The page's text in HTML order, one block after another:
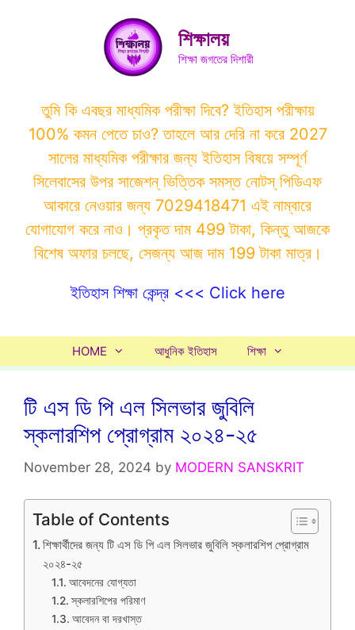
শিক্ষালয়
শিক্ষা জগতের দিশারী
তুমি কি এবছর মাধ্যমিক পরীক্ষা দিবে? ইতিহাস পরীক্ষায়
100% কমন পেতে চাও? তাহলে আর দেরি না করে 2027
সালের মাধ্যমিক পরীক্ষার জন্য ইতিহাস বিষয়ে সম্পূর্ণ
সিলেবাসের উপর সাজেশন্ ভিত্তিক সমস্ত নোটস্ পিডিএফ
আকারে নেওয়ার জন্য 7029418471 এই নাম্বারে
যোগাযোগ করে নাও। প্রকৃত দাম 499 টাকা, কিন্তু আজকে
বিশেষ অফার চলছে, সেজন্য আজ দাম 199 টাকা মাত্র।
ইতিহাস শিক্ষা কেন্দ্র <<< Click here
HOME আধুনিক ইতিহাস শিক্ষা
টি এস ডি পি এল সিলভার জুবিলি
স্কলারশিপ প্রোগ্রাম ২০২৪-২৫
November 28, 2024 by MODERN SANSKRIT
Table of Contents
শিক্ষার্থীদের জন্য টি এস ডি পি এল সিলভার জুবিলি স্কলারশিপ প্রোগ্রাম
২০২৪-২৫
আবেদনের যোগ্যতা
স্কলারশিপের পরিমাণ
আবেদন বা দরখাস্ত